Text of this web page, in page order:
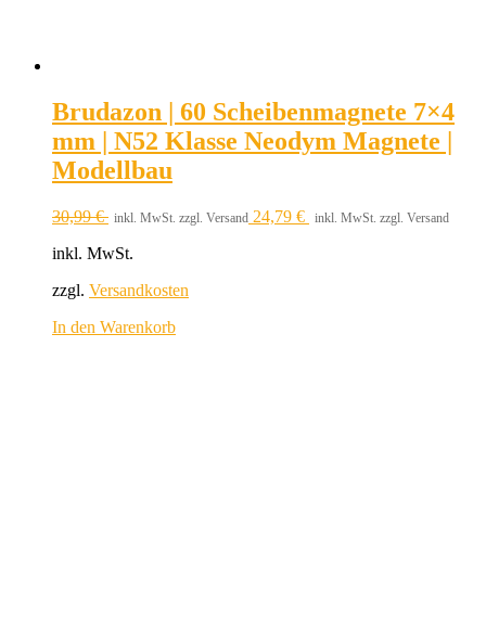
Brudazon | 60 Scheibenmagnete 7×4
mm | N52 Klasse Neodym Magnete |
Modellbau
30,99€ inkl. MwSt. zzgl. Versand 24,79 € inkl. MwSt. zzgl. Versand
inkl. MwSt.
zzgl. Versandkosten
In den Warenkorb